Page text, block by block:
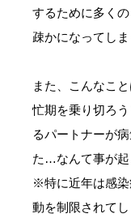
するために多く
疎かになってし
また、こんなこ
忙期を乗り切ろ
るパートナーが
た…なんて事が起
※特に近年は感
動を制限されてし